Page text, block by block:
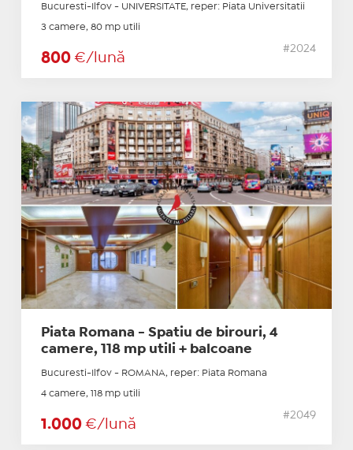
Bucuresti-Ilfov - UNIVERSITATE, reper: Piata Universitatii
3 camere, 80 mp utili
800 €/lună
#2024
Piata Romana - Spatiu de birouri, 4
camere, 118 mp utili + balcoane
Bucuresti-Ilfov - ROMANA, reper: Piata Romana
4 camere, 118 mp utili
1.000 €/lună
#2049